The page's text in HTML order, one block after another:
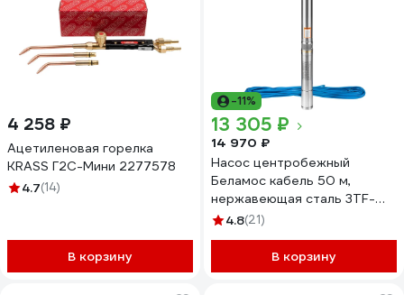
4 258 ₽
Ацетиленовая горелка
KRASS Г2С-Мини 2277578
4.7(14)
В корзину
-11%
13 305 ₽
14 970 ₽
Насос центробежный
Беламос кабель 50 м,
нержавеющая сталь 3TF-
90/3
4.8(21)
В корзину